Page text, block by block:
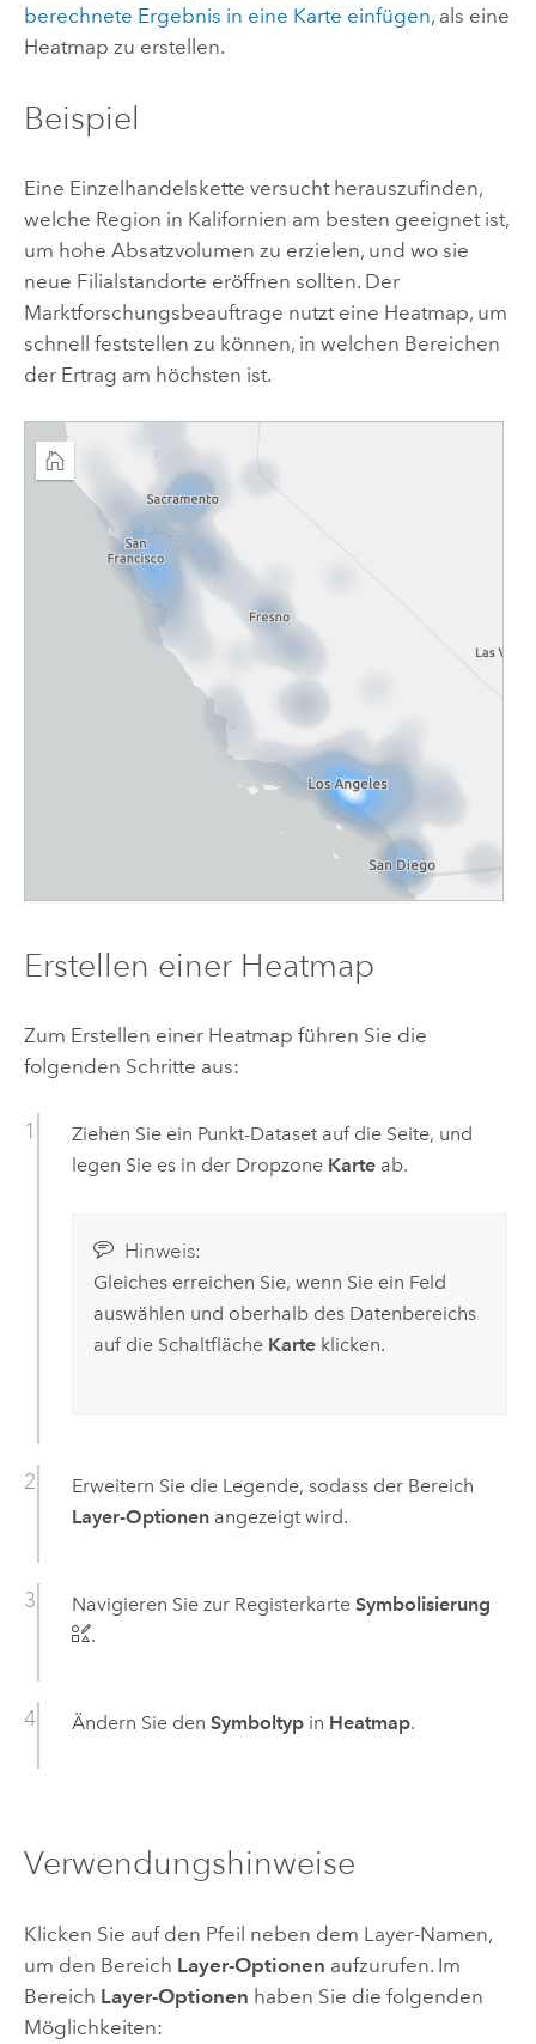
berechnete Ergebnis in eine Karte einfügen, als eine
Heatmap zu erstellen.
Beispiel
Eine Einzelhandelskette versucht herauszufinden,
welche Region in Kalifornien am besten geeignet ist,
um hohe Absatzvolumen zu erzielen, und wo sie
neue Filialstandorte eröffnen sollten. Der
Marktforschungsbeauftrage nutzt eine Heatmap, um
schnell feststellen zu können, in welchen Bereichen
der Ertrag am höchsten ist.
Erstellen einer Heatmap
Zum Erstellen einer Heatmap führen Sie die
folgenden Schritte aus:
Ziehen Sie ein Punkt-Dataset auf die Seite, und
legen Sie es in der Dropzone Karteab.
Hinweis:
Gleiches erreichen Sie, wenn Sie ein Feld
auswählen und oberhalb des Datenbereichs
auf die Schaltfläche Karteklicken.
Erweitern Sie die Legende, sodass der Bereich
Layer-Optionenangezeigt wird.
Navigieren Sie zur Registerkarte Symbolisierung
.
Ändern Sie den Symboltypin Heatmap.
Verwendungshinweise
Klicken Sie auf den Pfeil neben dem Layer-Namen,
um den Bereich Layer-Optionen aufzurufen. Im
Bereich Layer-Optionen haben Sie die folgenden
Möglichkeiten: